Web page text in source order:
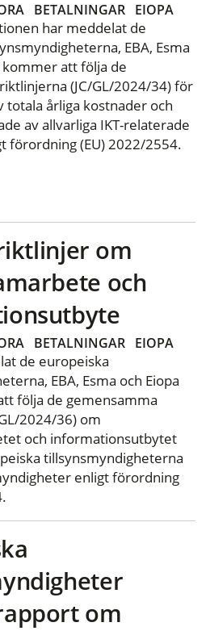
BETALNINGAR EIOPA
har meddelat de
EBA, Esma
kommer att följa de
(JC/GL/2024/34) för
totala årliga kostnader och
av allvarliga IKT-relaterade
förordning (EU) 2022/2554.
om
och
BETALNINGAR EIOPA
de europeiska
EBA, Esma och Eiopa
följa de gemensamma
2024/36) om
och informationsutbytet
tillsynsmyndigheterna
enligt förordning
om